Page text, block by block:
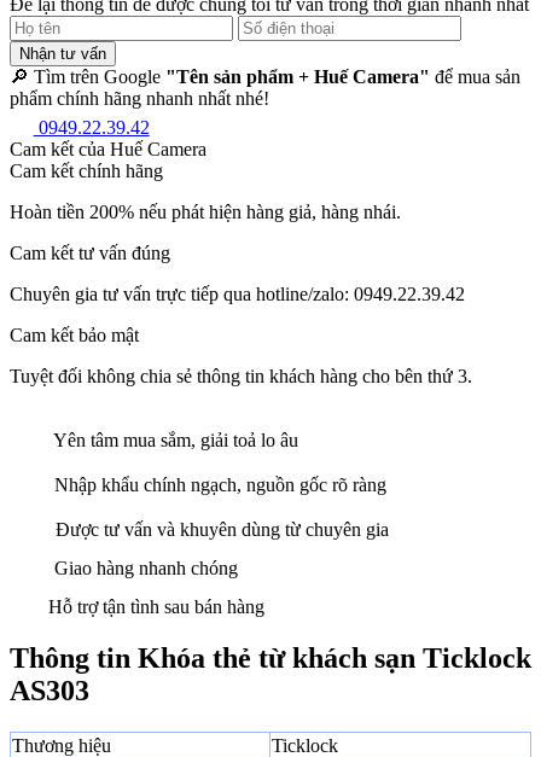
Để lại thông tin để được chúng tôi tư vấn trong thời gian nhanh nhất
Nhận tư vấn
🔎 Tìm trên Google "Tên sản phẩm + Huế Camera" để mua sản
phẩm chính hãng nhanh nhất nhé!
0949.22.39.42
Cam kết của Huế Camera
Cam kết chính hãng
Hoàn tiền 200% nếu phát hiện hàng giả, hàng nhái.
Cam kết tư vấn đúng
Chuyên gia tư vấn trực tiếp qua hotline/zalo: 0949.22.39.42
Cam kết bảo mật
Tuyệt đối không chia sẻ thông tin khách hàng cho bên thứ 3.
Yên tâm mua sắm, giải toả lo âu
Nhập khẩu chính ngạch, nguồn gốc rõ ràng
Được tư vấn và khuyên dùng từ chuyên gia
Giao hàng nhanh chóng
Hỗ trợ tận tình sau bán hàng
Thông tin Khóa thẻ từ khách sạn Ticklock
AS303
Thương hiệu
Ticklock